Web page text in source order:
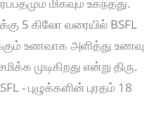
5 கிலோ வரையில் BSFL
உணவாக அளித்து உணவு
முடிகிறது என்று திரு.
- புழுக்களின் புரதம் 18